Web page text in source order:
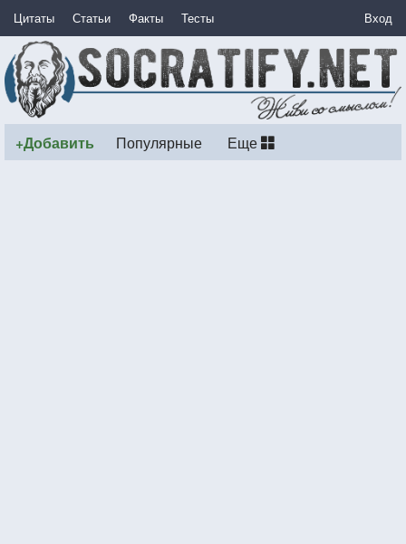
Цитаты Статьи Факты Тесты Вход
+Добавить Популярные Еще